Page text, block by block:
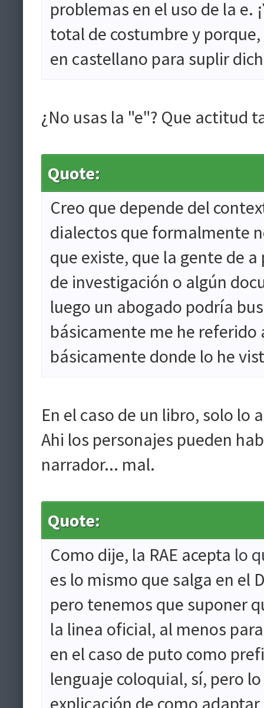
problemas en el uso de la e.
total de costumbre y
en castellano para suplir
¿No usas la "e"? Que actitud
Quote:
Creo que depende del
dialectos que formalmente
que existe, que la gente de
de investigación o algún
luego un abogado podría
básicamente me he referido
básicamente donde lo he
En el caso de un libro, solo lo
Ahi los personajes pueden
narrador... mal.
Quote:
Como dije, la RAE acepta lo
es lo mismo que salga en el
pero tenemos que suponer
la linea oficial, al menos
en el caso de puto como
lenguaje coloquial, sí, pero
explicación de como